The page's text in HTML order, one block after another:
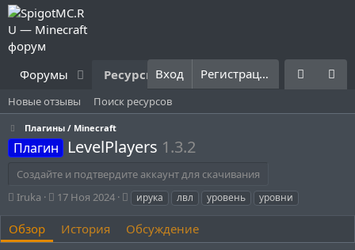
Форумы Ресурсы Что нового? Правила
Вход Регистрация
Новые отзывы Поиск ресурсов
Плагины / Minecraft
Плагин LevelPlayers 1.3.2
Создайте и подтвердите аккаунт для скачивания
А
т
о
Iruka
Д
а
17 Ноя 2024
Т
г
и
ирука лвл уровень уровни
Обзор История Обсуждение